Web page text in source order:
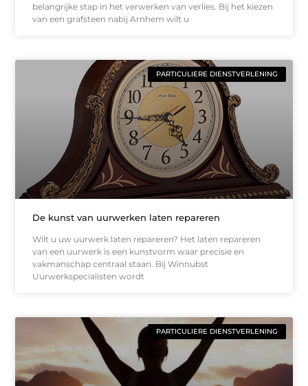
belangrijke stap in het verwerken van verlies. Bij het kiezen
van een grafsteen nabij Arnhem wilt u
PARTICULIERE DIENSTVERLENING
De kunst van uurwerken laten repareren
Wilt u uw uurwerk laten repareren? Het laten repareren
van een uurwerk is een kunstvorm waar precisie en
vakmanschap centraal staan. Bij Winnubst
Uurwerkspecialisten wordt
PARTICULIERE DIENSTVERLENING